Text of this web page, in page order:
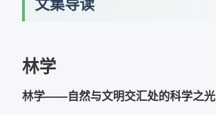
文集导读
林学
林学——自然与文明交汇处的科学之光
获取最新文档失败，请稍后重试